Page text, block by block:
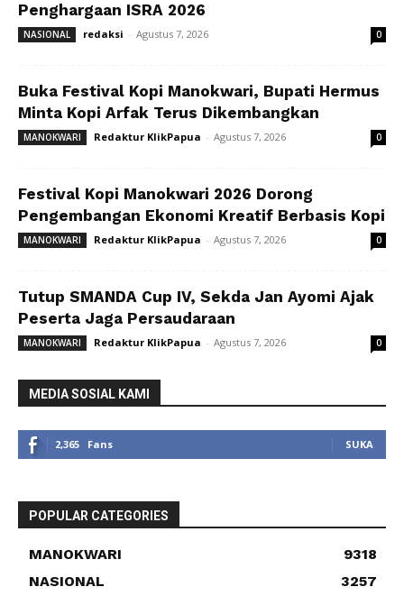
Penghargaan ISRA 2026
NASIONAL redaksi - Agustus 7, 2026 0
Buka Festival Kopi Manokwari, Bupati Hermus
Minta Kopi Arfak Terus Dikembangkan
MANOKWARI Redaktur KlikPapua - Agustus 7, 2026 0
Festival Kopi Manokwari 2026 Dorong
Pengembangan Ekonomi Kreatif Berbasis Kopi
MANOKWARI Redaktur KlikPapua - Agustus 7, 2026 0
Tutup SMANDA Cup IV, Sekda Jan Ayomi Ajak
Peserta Jaga Persaudaraan
MANOKWARI Redaktur KlikPapua - Agustus 7, 2026 0
MEDIA SOSIAL KAMI
2,365 Fans SUKA
POPULAR CATEGORIES
MANOKWARI
9318
NASIONAL
3257